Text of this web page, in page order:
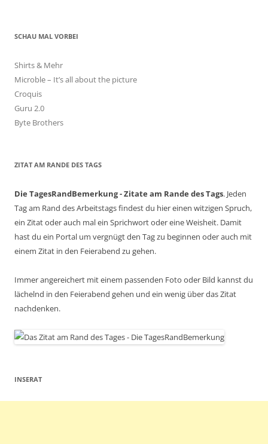
SCHAU MAL VORBEI
Shirts & Mehr
Microble – It’s all about the picture
Croquis
Guru 2.0
Byte Brothers
ZITAT AM RANDE DES TAGS
Die TagesRandBemerkung - Zitate am Rande des Tags. Jeden
Tag am Rand des Arbeitstags findest du hier einen witzigen Spruch,
ein Zitat oder auch mal ein Sprichwort oder eine Weisheit. Damit
hast du ein Portal um vergnügt den Tag zu beginnen oder auch mit
einem Zitat in den Feierabend zu gehen.
Immer angereichert mit einem passenden Foto oder Bild kannst du
lächelnd in den Feierabend gehen und ein wenig über das Zitat
nachdenken.
INSERAT